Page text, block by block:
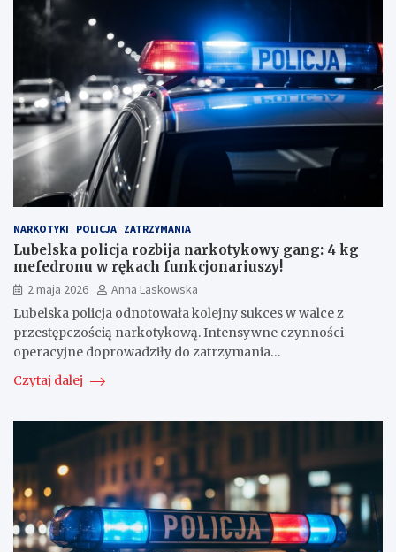
NARKOTYKI POLICJA ZATRZYMANIA
Lubelska policja rozbija narkotykowy gang: 4 kg
mefedronu w rękach funkcjonariuszy!
2 maja 2026
Anna Laskowska
Lubelska policja odnotowała kolejny sukces w walce z
przestępczością narkotykową. Intensywne czynności
operacyjne doprowadziły do zatrzymania…
Czytaj dalej